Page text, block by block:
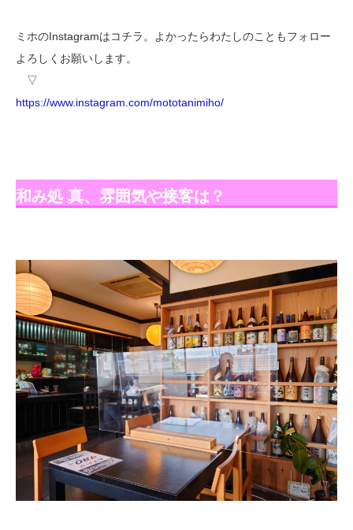
ミホのInstagramはコチラ。よかったらわたしのこともフォロー
よろしくお願いします。
▽
https://www.instagram.com/mototanimiho/
和み処 真、雰囲気や接客は？